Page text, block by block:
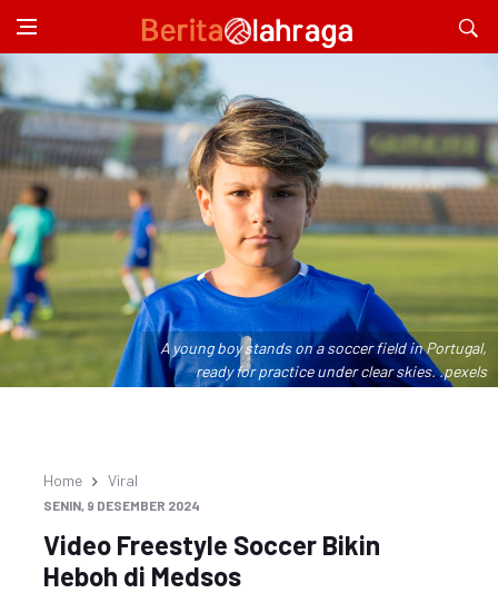
A young boy stands on a soccer field in Portugal,
ready for practice under clear skies. .pexels
Home Viral
SENIN, 9 DESEMBER 2024
Video Freestyle Soccer Bikin
Heboh di Medsos